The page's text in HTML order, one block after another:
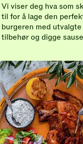
Vi viser deg hva som
til for å lage den
burgeren med utvalgte
tilbehør og digge